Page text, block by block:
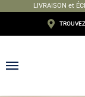
LIVRAISON et
Toggle